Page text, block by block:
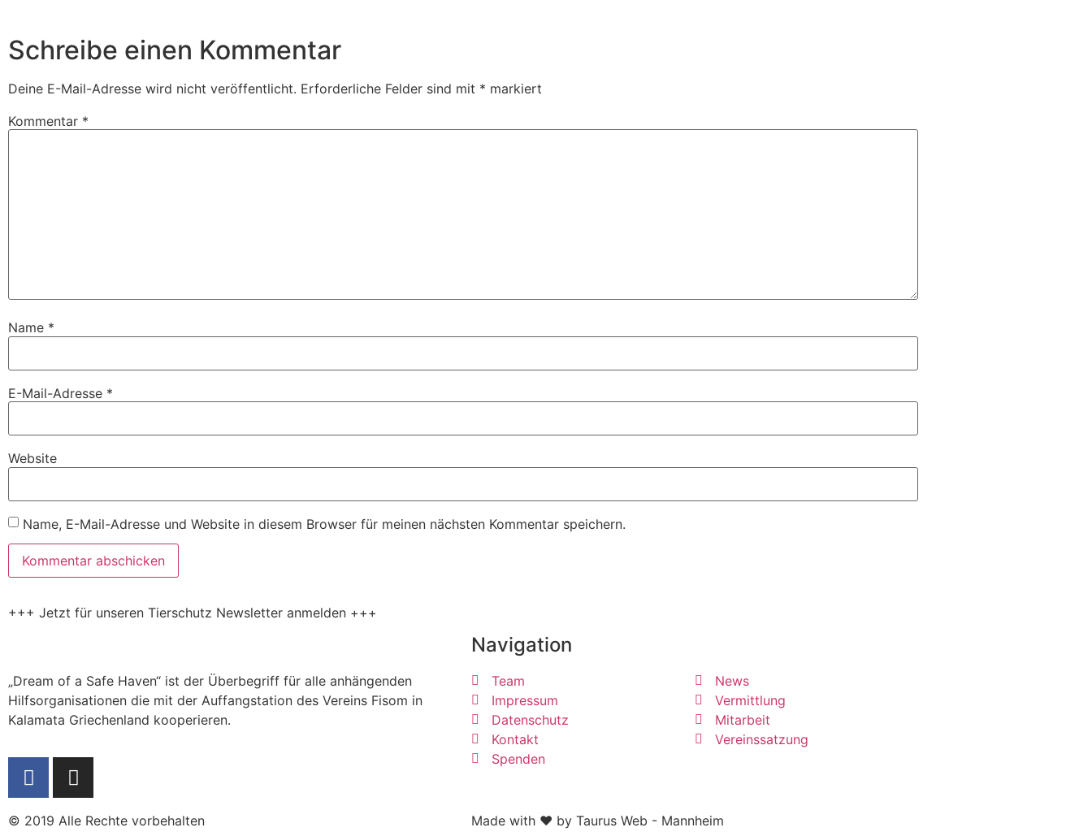
Schreibe einen Kommentar
Deine E-Mail-Adresse wird nicht veröffentlicht. Erforderliche Felder sind mit * markiert
Kommentar *
Name *
E-Mail-Adresse *
Website
Name, E-Mail-Adresse und Website in diesem Browser für meinen nächsten Kommentar speichern.
+++ Jetzt für unseren Tierschutz Newsletter anmelden +++
„Dream of a Safe Haven“ ist der Überbegriff für alle anhängenden
Hilfsorganisationen die mit der Auffangstation des Vereins Fisom in
Kalamata Griechenland kooperieren.
Navigation
Team
Impressum
Datenschutz
Kontakt
Spenden
News
Vermittlung
Mitarbeit
Vereinssatzung
© 2019 Alle Rechte vorbehalten Made with ❤ by Taurus Web - Mannheim